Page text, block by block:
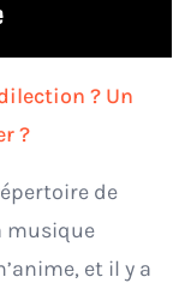
? Un
?
de
musique
et il y a